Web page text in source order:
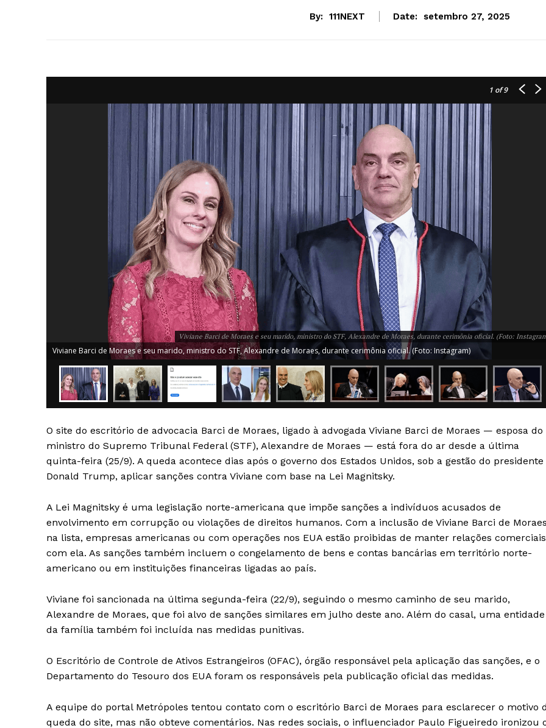
News Week
Magazine PRO
SUBSCRIBE NOW
Sobre Nós
Anuncie
Termos de Serviços
Política de Privacidade e Cookies
RSS
By: 111NEXT Date: setembro 27, 2025
1 of 9
Viviane Barci de Moraes e seu marido, ministro do STF, Alexandre de Moraes, durante cerimônia oficial. (Foto:
Viviane Barci de Moraes e seu marido, ministro do STF, Alexandre de Moraes, durante cerimônia oficial. (Foto: Instagram)
O site do escritório de advocacia Barci de Moraes, ligado à advogada Viviane Barci de Moraes — esposa do
ministro do Supremo Tribunal Federal (STF), Alexandre de Moraes — está fora do ar desde a última
quinta-feira (25/9). A queda acontece dias após o governo dos Estados Unidos, sob a gestão do presidente
Donald Trump, aplicar sanções contra Viviane com base na Lei Magnitsky.
A Lei Magnitsky é uma legislação norte-americana que impõe sanções a indivíduos acusados de
envolvimento em corrupção ou violações de direitos humanos. Com a inclusão de Viviane Barci de Moraes
na lista, empresas americanas ou com operações nos EUA estão proibidas de manter relações comerciais
com ela. As sanções também incluem o congelamento de bens e contas bancárias em território norte-
americano ou em instituições financeiras ligadas ao país.
Viviane foi sancionada na última segunda-feira (22/9), seguindo o mesmo caminho de seu marido,
Alexandre de Moraes, que foi alvo de sanções similares em julho deste ano. Além do casal, uma entidade
da família também foi incluída nas medidas punitivas.
O Escritório de Controle de Ativos Estrangeiros (OFAC), órgão responsável pela aplicação das sanções, e o
Departamento do Tesouro dos EUA foram os responsáveis pela publicação oficial das medidas.
A equipe do portal Metrópoles tentou contato com o escritório Barci de Moraes para esclarecer o motivo
queda do site, mas não obteve comentários. Nas redes sociais, o influenciador Paulo Figueiredo ironizou